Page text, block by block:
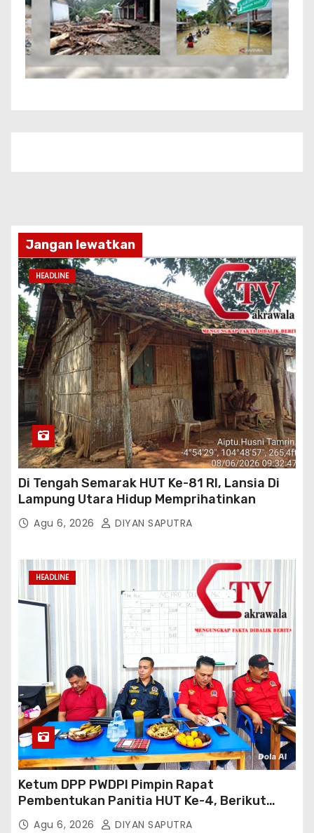
Jangan lewatkan
HEADLINE
Di Tengah Semarak HUT Ke-81 RI, Lansia Di
Lampung Utara Hidup Memprihatinkan
Agu 6, 2026 DIYAN SAPUTRA
HEADLINE
Ketum DPP PWDPI Pimpin Rapat
Pembentukan Panitia HUT Ke-4, Berikut
Susunan Dan Rangkaian Kegiatannya
Agu 6, 2026 DIYAN SAPUTRA